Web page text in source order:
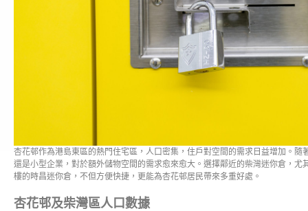
杏花邨作為港島東區的熱門住宅區，人口密集，住戶對空間的需求日益增加。隨
還是小型企業，對於額外儲物空間的需求愈來愈大。選擇鄰近的柴灣迷你倉，尤
樓的時昌迷你倉，不但方便快捷，更能為杏花邨居民帶來多重好處。
杏花邨及柴灣區人口數據